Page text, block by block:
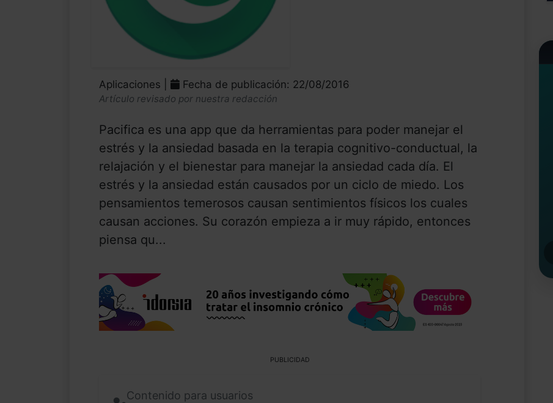
Aplicaciones | Fecha de publicación: 22/08/2016
Artículo revisado por nuestra redacción
Pacifica es una app que da herramientas para poder manejar el
estrés y la ansiedad basada en la terapia cognitivo-conductual, la
relajación y el bienestar para manejar la ansiedad cada día. El
estrés y la ansiedad están causados por un ciclo de miedo. Los
pensamientos temerosos causan sentimientos físicos los cuales
causan acciones. Su corazón empieza a ir muy rápido, entonces
piensa qu...
PUBLICIDAD
Contenido para usuarios